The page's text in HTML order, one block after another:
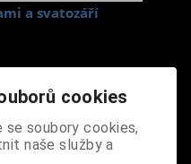
a svatozáří
cookies
se soubory cookies,
naše služby a